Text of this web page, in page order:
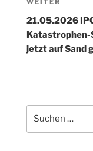
Nächster
Beitrag
WEITER
21.05.2026
Katastrophen-
jetzt auf Sand
nach: